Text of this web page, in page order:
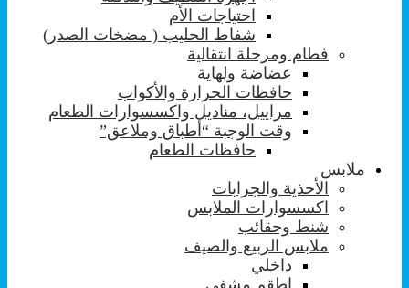
احتياجات الأم
شفاط الحليب ( مضخات الصدر)
فطام ومرحلة انتقالية
عضاضة ولهاية
حافظات الحرارة والأكواب
مراييل، مناديل واكسسوارات الطعام
وقت الوجبة “أطباق وملاعق”
حافظات الطعام
ملابس
الأحذية والجرابات
اكسسوارات الملابس
شنط وحقائب
ملابس الربيع والصيف
داخلي
اطقم مشفى